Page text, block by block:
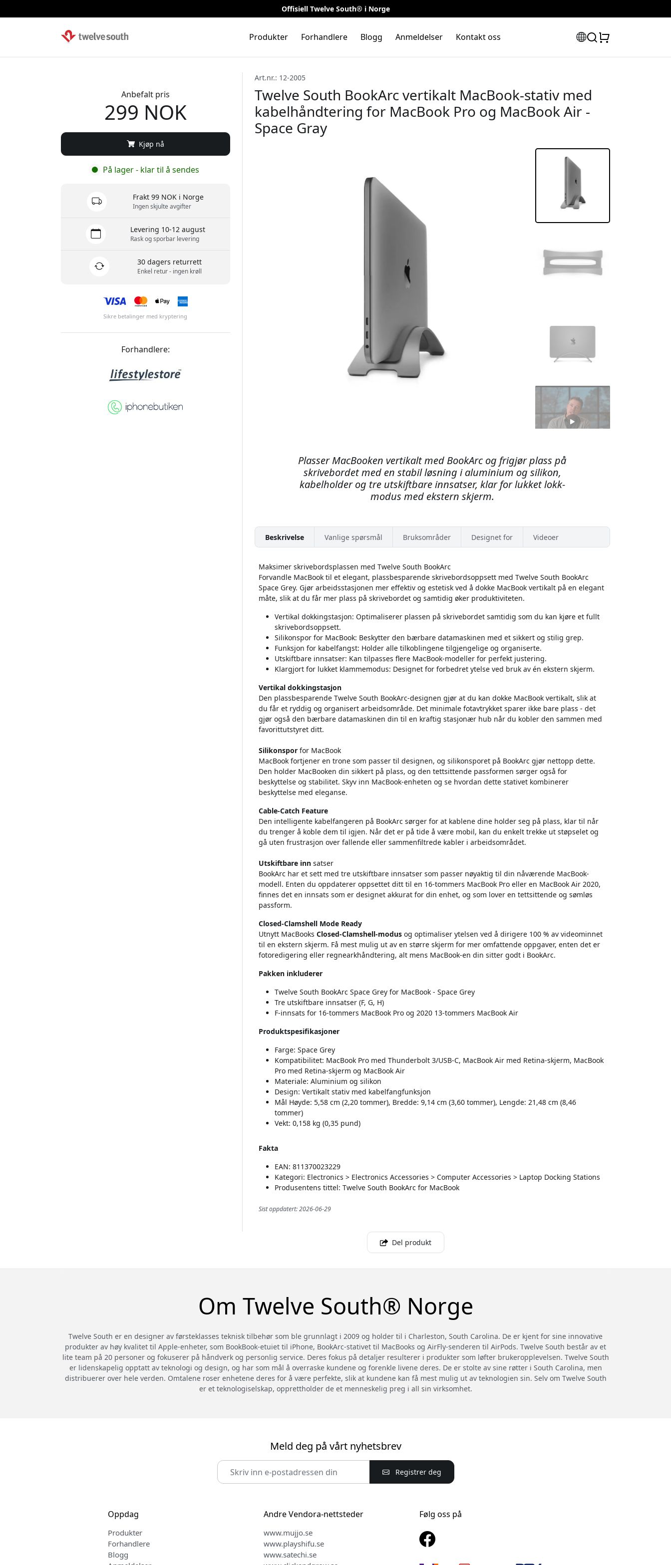
Offisiell Twelve South® i Norge
Produkter Forhandlere Blogg Anmeldelser Kontakt oss
Art.nr.: 12-2005
Twelve South BookArc vertikalt MacBook-stativ med
kabelhåndtering for MacBook Pro og MacBook Air -
Space Gray
Plasser MacBooken vertikalt med BookArc og frigjør plass på
skrivebordet med en stabil løsning i aluminium og silikon,
kabelholder og tre utskiftbare innsatser, klar for lukket lokk-
modus med ekstern skjerm.
Beskrivelse Vanlige spørsmål Bruksområder Designet for Videoer
Maksimer skrivebordsplassen med Twelve South BookArc
Forvandle MacBook til et elegant, plassbesparende skrivebordsoppsett med Twelve South BookArc
Space Grey. Gjør arbeidsstasjonen mer effektiv og estetisk ved å dokke MacBook vertikalt på en elegant
måte, slik at du får mer plass på skrivebordet og samtidig øker produktiviteten.
Vertikal dokkingstasjon: Optimaliserer plassen på skrivebordet samtidig som du kan kjøre et fullt
skrivebordsoppsett.
Silikonspor for MacBook: Beskytter den bærbare datamaskinen med et sikkert og stilig grep.
Funksjon for kabelfangst: Holder alle tilkoblingene tilgjengelige og organiserte.
Utskiftbare innsatser: Kan tilpasses flere MacBook-modeller for perfekt justering.
Klargjort for lukket klammemodus: Designet for forbedret ytelse ved bruk av én ekstern skjerm.
Vertikal dokkingstasjon
Den plassbesparende Twelve South BookArc-designen gjør at du kan dokke MacBook vertikalt, slik at
du får et ryddig og organisert arbeidsområde. Det minimale fotavtrykket sparer ikke bare plass - det
gjør også den bærbare datamaskinen din til en kraftig stasjonær hub når du kobler den sammen med
favorittutstyret ditt.
Silikonsporfor MacBook
MacBook fortjener en trone som passer til designen, og silikonsporet på BookArc gjør nettopp dette.
Den holder MacBooken din sikkert på plass, og den tettsittende passformen sørger også for
beskyttelse og stabilitet. Skyv inn MacBook-enheten og se hvordan dette stativet kombinerer
beskyttelse med eleganse.
Cable-Catch Feature
Den intelligente kabelfangeren på BookArc sørger for at kablene dine holder seg på plass, klar til når
du trenger å koble dem til igjen. Når det er på tide å være mobil, kan du enkelt trekke ut støpselet og
gå uten frustrasjon over fallende eller sammenfiltrede kabler i arbeidsområdet.
Utskiftbare innsatser
BookArc har et sett med tre utskiftbare innsatser som passer nøyaktig til din nåværende MacBook-
modell. Enten du oppdaterer oppsettet ditt til en 16-tommers MacBook Pro eller en MacBook Air 2020,
finnes det en innsats som er designet akkurat for din enhet, og som lover en tettsittende og sømløs
passform.
Closed-Clamshell Mode Ready
Utnytt MacBooks Closed-Clamshell-modusog optimaliser ytelsen ved å dirigere 100 % av videominnet
til en ekstern skjerm. Få mest mulig ut av en større skjerm for mer omfattende oppgaver, enten det er
fotoredigering eller regnearkhåndtering, alt mens MacBook-en din sitter godt i BookArc.
Pakken inkluderer
Twelve South BookArc Space Grey for MacBook - Space Grey
Tre utskiftbare innsatser (F, G, H)
F-innsats for 16-tommers MacBook Pro og 2020 13-tommers MacBook Air
Produktspesifikasjoner
Farge: Space Grey
Kompatibilitet: MacBook Pro med Thunderbolt 3/USB-C, MacBook Air med Retina-skjerm, MacBook
Pro med Retina-skjerm og MacBook Air
Materiale: Aluminium og silikon
Design: Vertikalt stativ med kabelfangfunksjon
Mål Høyde: 5,58 cm (2,20 tommer), Bredde: 9,14 cm (3,60 tommer), Lengde: 21,48 cm (8,46
tommer)
Vekt: 0,158 kg (0,35 pund)
Fakta
EAN: 811370023229
Kategori: Electronics > Electronics Accessories > Computer Accessories > Laptop Docking Stations
Produsentens tittel: Twelve South BookArc for MacBook
Sist oppdatert: 2026-06-29
Anbefalt pris
299 NOK
Kjøp nå
På lager - klar til å sendes
Frakt 99 NOK i Norge
Ingen skjulte avgifter
Levering 10-12 august
Rask og sporbar levering
30 dagers returrett
Enkel retur - ingen krøll
Sikre betalinger med kryptering
Forhandlere:
Del produkt
Om Twelve South® Norge
Twelve South er en designer av førsteklasses teknisk tilbehør som ble grunnlagt i 2009 og holder til i Charleston, South Carolina. De er kjent for sine innovative
produkter av høy kvalitet til Apple-enheter, som BookBook-etuiet til iPhone, BookArc-stativet til MacBooks og AirFly-senderen til AirPods. Twelve South består av et
lite team på 20 personer og fokuserer på håndverk og personlig service. Deres fokus på detaljer resulterer i produkter som løfter brukeropplevelsen. Twelve South
er lidenskapelig opptatt av teknologi og design, og har som mål å overraske kundene og forenkle livene deres. De er stolte av sine røtter i South Carolina, men
distribuerer over hele verden. Omtalene roser enhetene deres for å være perfekte, slik at kundene kan få mest mulig ut av teknologien sin. Selv om Twelve South
er et teknologiselskap, opprettholder de et menneskelig preg i all sin virksomhet.
Meld deg på vårt nyhetsbrev
Registrer deg
Oppdag
Produkter
Forhandlere
Blogg
Andre Vendora-nettsteder
www.mujjo.se
www.playshifu.se
www.satechi.se
Følg oss på